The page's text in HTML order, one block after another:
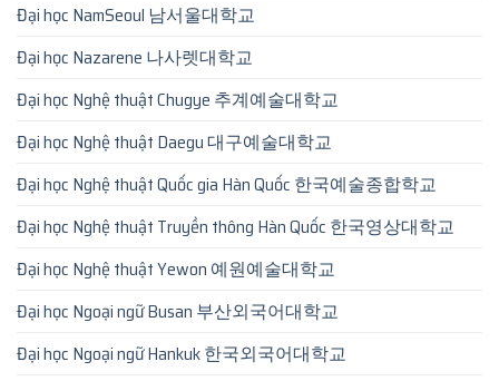
Đại học NamSeoul 남서울대학교
Đại học Nazarene 나사렛대학교
Đại học Nghệ thuật Chugye 추계예술대학교
Đại học Nghệ thuật Daegu 대구예술대학교
Đại học Nghệ thuật Quốc gia Hàn Quốc 한국예술종합학교
Đại học Nghệ thuật Truyền thông Hàn Quốc 한국영상대학교
Đại học Nghệ thuật Yewon 예원예술대학교
Đại học Ngoại ngữ Busan 부산외국어대학교
Đại học Ngoại ngữ Hankuk 한국외국어대학교